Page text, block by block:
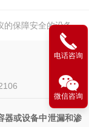
的保障安全的设备
器或设备中泄漏和渗
电话咨询
微信咨询